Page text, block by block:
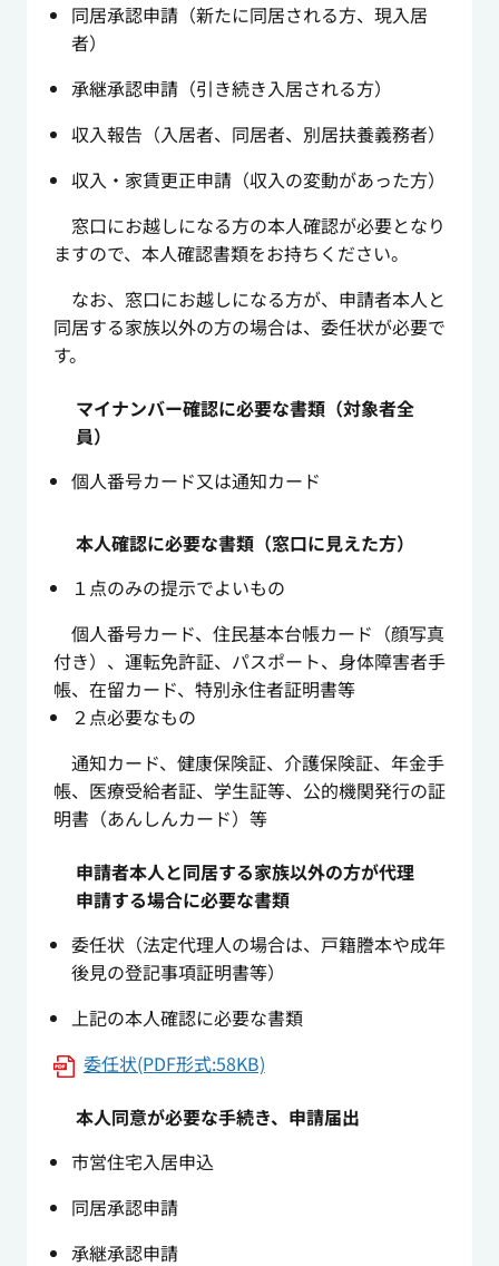
同居承認申請（新たに同居される方、現入居
者）
承継承認申請（引き続き入居される方）
収入報告（入居者、同居者、別居扶養義務者）
収入・家賃更正申請（収入の変動があった方）
窓口にお越しになる方の本人確認が必要となり
ますので、本人確認書類をお持ちください。
なお、窓口にお越しになる方が、申請者本人と
同居する家族以外の方の場合は、委任状が必要で
す。
マイナンバー確認に必要な書類（対象者全
員）
個人番号カード又は通知カード
本人確認に必要な書類（窓口に見えた方）
１点のみの提示でよいもの
個人番号カード、住民基本台帳カード（顔写真
付き）、運転免許証、パスポート、身体障害者手
帳、在留カード、特別永住者証明書等
２点必要なもの
通知カード、健康保険証、介護保険証、年金手
帳、医療受給者証、学生証等、公的機関発行の証
明書（あんしんカード）等
申請者本人と同居する家族以外の方が代理
申請する場合に必要な書類
委任状（法定代理人の場合は、戸籍謄本や成年
後見の登記事項証明書等）
上記の本人確認に必要な書類
委任状(PDF形式:58KB)
本人同意が必要な手続き、申請届出
市営住宅入居申込
同居承認申請
承継承認申請